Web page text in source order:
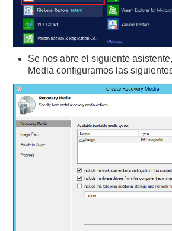
Se nos abre el siguiente
Media configuramos las